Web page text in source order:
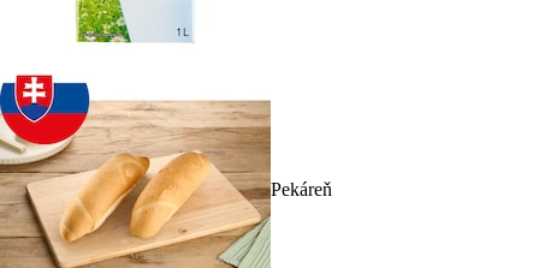
Pekáreň